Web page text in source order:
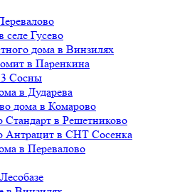
Гусево
дома в Винзилях
в Паренкина
Сосны
в Дударева
дома в Комарово
Стандарт в Решетниково
Антрацит в СНТ Сосенка
в Перевалово